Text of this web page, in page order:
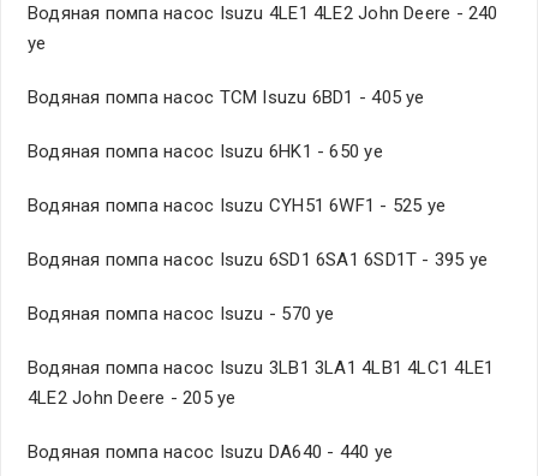
Водяная помпа насос Isuzu 4LE1 4LE2 John Deere - 240
уе
Водяная помпа насос TCM Isuzu 6BD1 - 405 уе
Водяная помпа насос Isuzu 6HK1 - 650 уе
Водяная помпа насос Isuzu CYH51 6WF1 - 525 уе
Водяная помпа насос Isuzu 6SD1 6SA1 6SD1T - 395 уе
Водяная помпа насос Isuzu - 570 уе
Водяная помпа насос Isuzu 3LB1 3LA1 4LB1 4LC1 4LE1
4LE2 John Deere - 205 уе
Водяная помпа насос Isuzu DA640 - 440 уе